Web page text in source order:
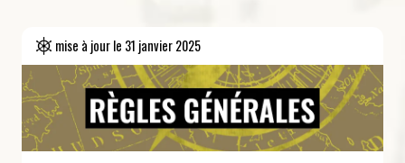
mise à jour le 31 janvier 2025